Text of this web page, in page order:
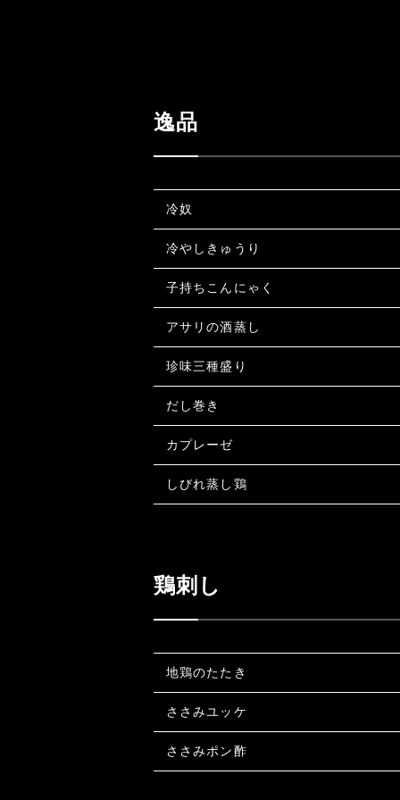
逸品
冷奴
冷やしきゅうり
子持ちこんにゃく
アサリの酒蒸し
珍味三種盛り
だし巻き
カプレーゼ
しびれ蒸し鶏
鶏刺し
地鶏のたたき
ささみユッケ
ささみポン酢